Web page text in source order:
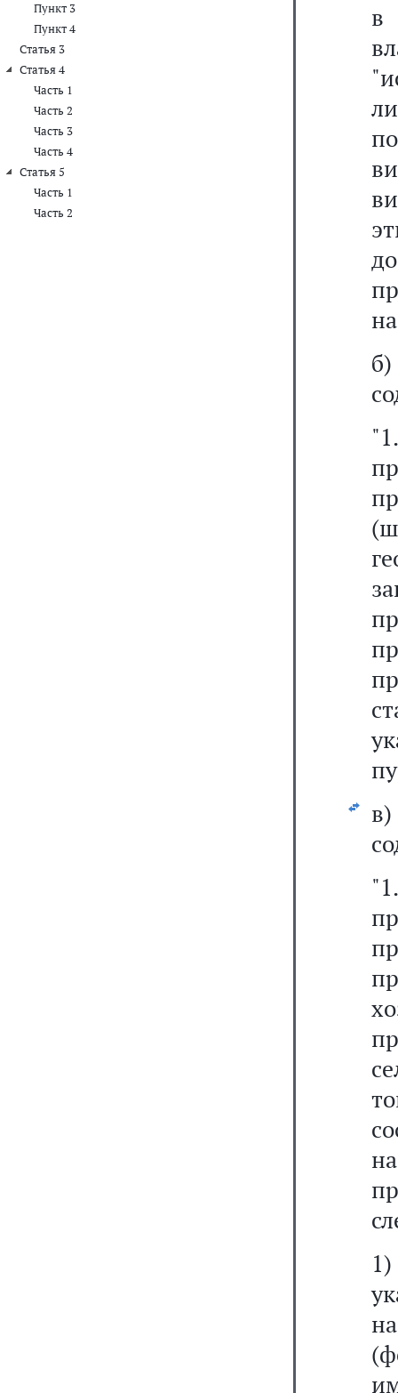
Пункт 3
Пункт 4
Статья 3
Статья 4
Часть 1
Часть 2
Часть 3
Часть 4
Статья 5
Часть 1
Часть 2